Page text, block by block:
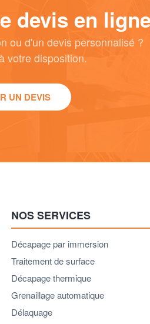
devis en
ou d'un devis personnalisé ?
votre disposition.
UN DEVIS
NOS SERVICES
Décapage par immersion
Traitement de surface
Décapage thermique
Grenaillage automatique
Délaquage